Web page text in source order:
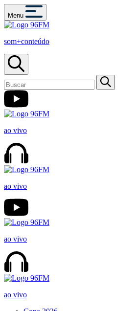
Menu
som+conteúdo
ao vivo
ao vivo
ao vivo
ao vivo